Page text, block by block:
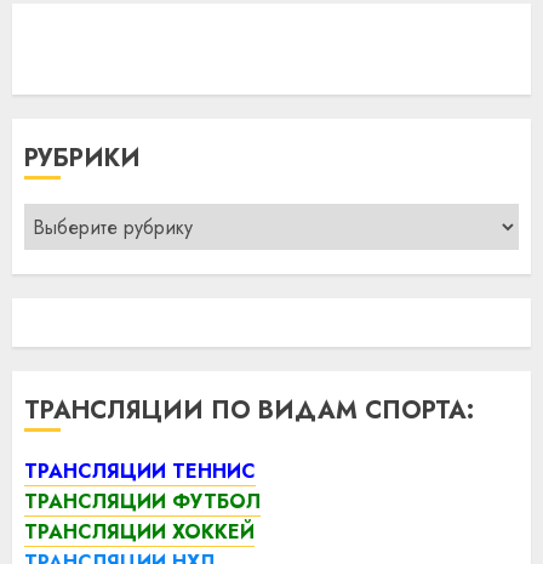
РУБРИКИ
Рубрики
ТРАНСЛЯЦИИ ПО ВИДАМ СПОРТА:
ТРАНСЛЯЦИИ ТЕННИС
ТРАНСЛЯЦИИ ФУТБОЛ
ТРАНСЛЯЦИИ ХОККЕЙ